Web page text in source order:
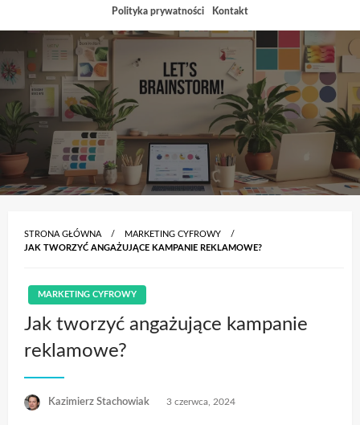
do
treści
Polityka prywatności Kontakt
STRONA GŁÓWNA
MARKETING CYFROWY
JAK TWORZYĆ ANGAŻUJĄCE KAMPANIE REKLAMOWE?
MARKETING CYFROWY
Jak tworzyć angażujące kampanie
reklamowe?
Kazimierz Stachowiak
Opublikowane
3 czerwca, 2024